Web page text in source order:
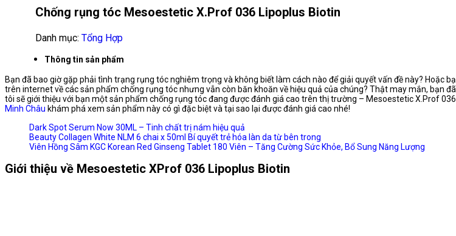
Chống rụng tóc Mesoestetic X.Prof 036 Lipoplus Biotin
Danh mục: Tổng Hợp
Thông tin sản phẩm
Bạn đã bao giờ gặp phải tình trạng rụng tóc nghiêm trọng và không biết làm cách nào để giải quyết vấn đề này? Hoặc
trên internet về các sản phẩm chống rụng tóc nhưng vẫn còn băn khoăn về hiệu quả của chúng? Thật may mắn, bạn
tôi sẽ giới thiệu với bạn một sản phẩm chống rụng tóc đang được đánh giá cao trên thị trường – Mesoestetic X.Prof
Minh Châu khám phá xem sản phẩm này có gì đặc biệt và tại sao lại được đánh giá cao nhé!
Dark Spot Serum Now 30ML – Tinh chất trị nám hiệu quả
Beauty Collagen White NLM 6 chai x 50ml Bí quyết trẻ hóa làn da từ bên trong
Viên Hồng Sâm KGC Korean Red Ginseng Tablet 180 Viên – Tăng Cường Sức Khỏe, Bổ Sung Năng Lượng
Giới thiệu về Mesoestetic XProf 036 Lipoplus Biotin